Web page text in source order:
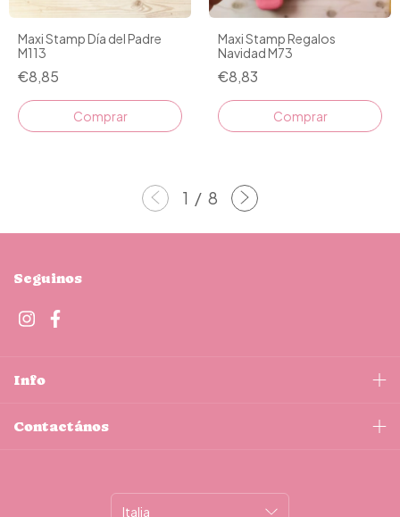
Maxi Stamp Día del Padre
M113
€8,85
Comprar
Maxi Stamp Regalos
Navidad M73
€8,83
Comprar
1 / 8
Seguinos
Info
Contactános